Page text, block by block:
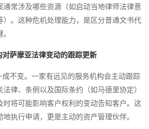
通常涉及哪些资源（如启动当地律师法律意
）。这种危机处理能力，是区分普通文书代
对萨摩亚法律变动的跟踪更新
不变。一家有远见的服务机构会主动跟踪
律、条例以及国际条约（如马德里协定）
时将可能影响客户权利的变动告知客户。这
执行申请，更是主动的资产管理伙伴。